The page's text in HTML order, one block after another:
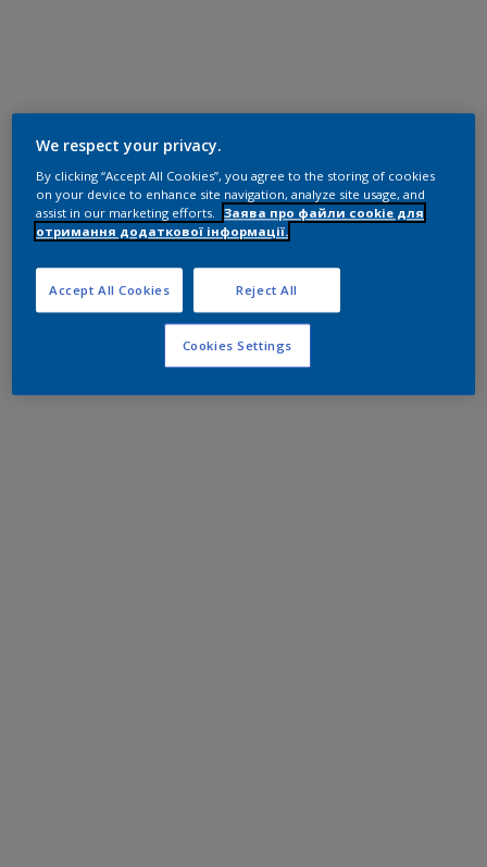
We respect your privacy.
By clicking “Accept All Cookies”, you agree to the storing of cookies
on your device to enhance site navigation, analyze site usage, and
assist in our marketing efforts.
Заява про файли cookie для
отримання додаткової інформації.
Reject All
Accept All Cookies
Cookies Settings